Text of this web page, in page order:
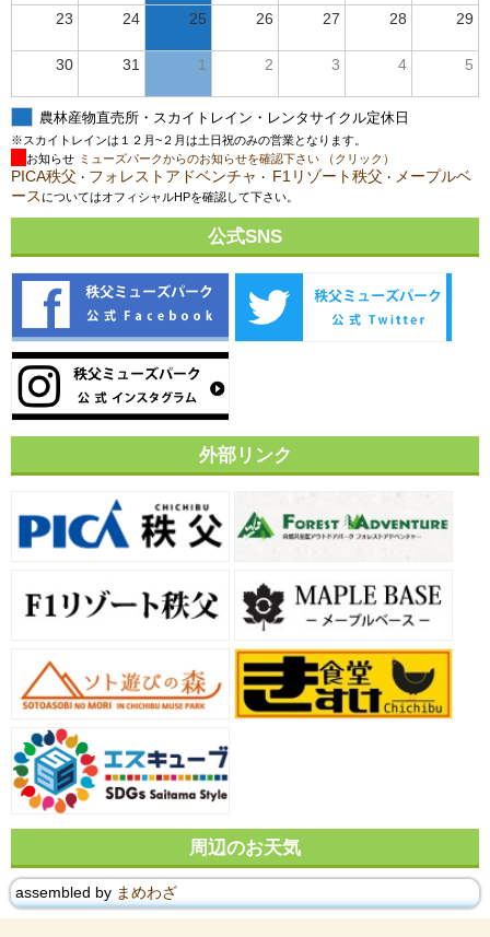
23 24 25 26 27 28 29
30 31 1 2 3 4 5
農林産物直売所・スカイトレイン・レンタサイクル定休日
※スカイトレインは１２月~２月は土日祝のみの営業となります。
お知らせ ミューズパークからのお知らせを確認下さい （クリック）
PICA秩父 ・ フォレストアドベンチャ ・ F1リゾート秩父 ・ メープルベ
ース についてはオフィシャルHPを確認して下さい。
公式SNS
外部リンク
周辺のお天気
assembled by まめわざ